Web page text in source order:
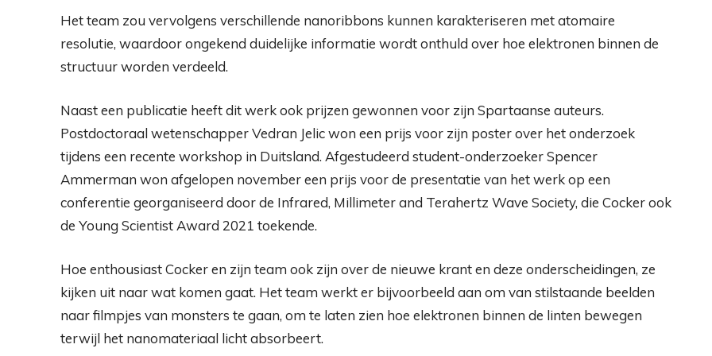
Het team zou vervolgens verschillende nanoribbons kunnen karakteriseren met atomaire
resolutie, waardoor ongekend duidelijke informatie wordt onthuld over hoe elektronen binnen de
structuur worden verdeeld.
Naast een publicatie heeft dit werk ook prijzen gewonnen voor zijn Spartaanse auteurs.
Postdoctoraal wetenschapper Vedran Jelic won een prijs voor zijn poster over het onderzoek
tijdens een recente workshop in Duitsland. Afgestudeerd student-onderzoeker Spencer
Ammerman won afgelopen november een prijs voor de presentatie van het werk op een
conferentie georganiseerd door de Infrared, Millimeter and Terahertz Wave Society, die Cocker ook
de Young Scientist Award 2021 toekende.
Hoe enthousiast Cocker en zijn team ook zijn over de nieuwe krant en deze onderscheidingen, ze
kijken uit naar wat komen gaat. Het team werkt er bijvoorbeeld aan om van stilstaande beelden
naar filmpjes van monsters te gaan, om te laten zien hoe elektronen binnen de linten bewegen
terwijl het nanomateriaal licht absorbeert.